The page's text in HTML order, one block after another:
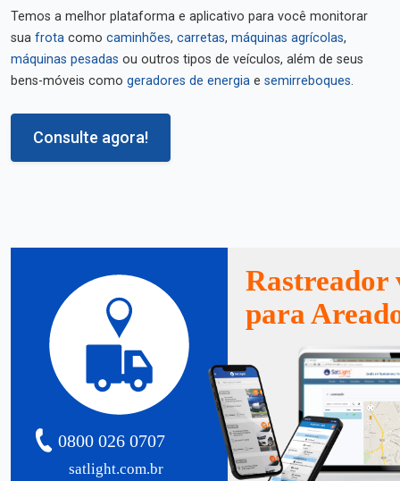
Temos a melhor plataforma e aplicativo para você monitorar
sua frota como caminhões, carretas, máquinas agrícolas,
máquinas pesadas ou outros tipos de veículos, além de seus
bens-móveis como geradores de energia e semirreboques.
Consulte agora!
satlight.com.br
0800 026 0707
Rastreador
para